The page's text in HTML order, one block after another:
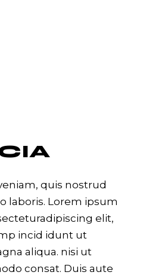
quis nostrud
laboris. Lorem ipsum
elit,
incid idunt ut
aliqua. nisi ut
consat. Duis aute